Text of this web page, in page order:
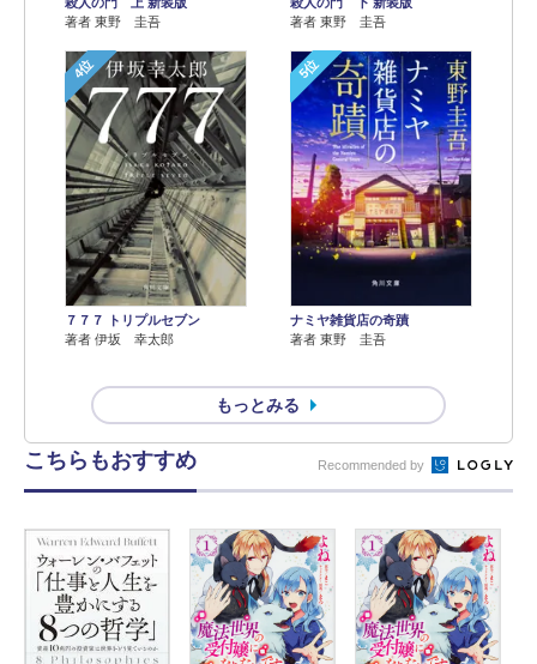
著者 東野 圭吾
著者 東野 圭吾
4位
７７７ トリプルセブン
著者 伊坂 幸太郎
5位
ナミヤ雑貨店の奇蹟
著者 東野 圭吾
もっとみる
こちらもおすすめ Recommended by